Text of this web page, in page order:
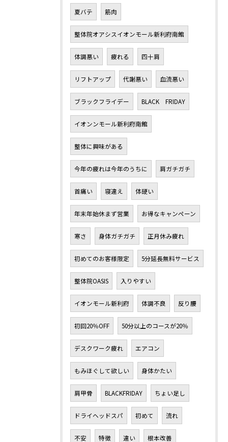
夏バテ 筋肉
整体院オアシスイオンモール新利府南館
体調悪い 疲れる 四十肩
リフトアップ 代謝悪い 血流悪い
ブラックフライデー BLACK FRIDAY
イオンンモール新利府南館
整体に興味がある
今年の疲れは今年のうちに 肩ガチガチ
首痛い 寝違え 体硬い
年末年始休まず営業 お得なキャンペーン
寒さ 身体ガチガチ 正月休み疲れ
初めてのお客様限定 5分延長無料サービス
整体院OASIS 入りやすい
イオンモール新利府 体調不良 反り腰
初回20％OFF 50分以上のコースが20％
デスクワーク疲れ エアコン
もみほぐして欲しい 身体かたい
肩甲骨 BLACKFRIDAY ちょい足し
ドライヘッドスパ 初めて 流れ
不安 特徴 違い 根本改善